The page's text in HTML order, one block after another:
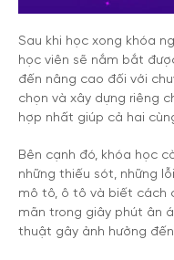
Sau khi học xong khóa
học viên sẽ nắm bắt
đến nâng cao đối với
chọn và xây dựng riêng
hợp nhất giúp cả hai
Bên cạnh đó, khóa học
những thiếu sót, những
mô tô, ô tô và biết cách
mãn trong giây phút ân
thuật gây ảnh hưởng